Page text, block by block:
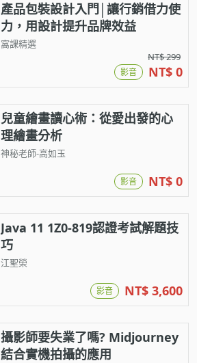
產品包裝設計入門│讓行銷借力使
力，用設計提升品牌效益
窩課精選
NT$ 299
影音 NT$ 0
兒童繪畫讀心術：從愛出發的心
理繪畫分析
神秘老師-高如玉
影音 NT$ 0
Java 11 1Z0-819認證考試解題技
巧
江聖榮
影音 NT$ 3,600
攝影師要失業了嗎? Midjourney
結合實機拍攝的應用